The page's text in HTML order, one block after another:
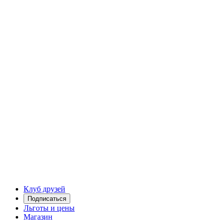
Клуб друзей
Подписаться
Льготы и цены
Магазин